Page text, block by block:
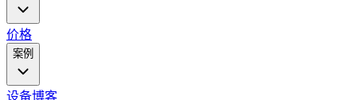
价格
案例
设备博客